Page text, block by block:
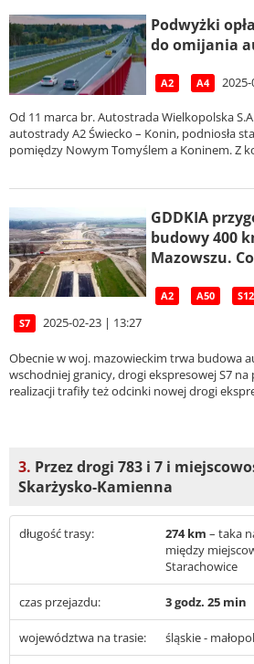
Podwyżki
do omijania
A2 A4
Od 11 marca br. Autostrada Wielkopolska
autostrady A2 Świecko – Konin, podniosła
pomiędzy Nowym Tomyślem a Koninem. Z
GDDKIA
budowy 400
Mazowszu.
A2 A50 S12
S7 2025-02-23 | 13:27
Obecnie w woj. mazowieckim trwa budowa
wschodniej granicy, drogi ekspresowej S7 na
realizacji trafiły też odcinki nowej drogi
3. Przez drogi 783 i 7 i
Skarżysko-Kamienna
długość trasy: 274 km – taka
między
Starachowice
czas przejazdu: 3 godz. 25 min
województwa na trasie: śląskie -